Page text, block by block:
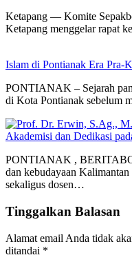
Ketapang — Komite
Ketapang menggelar rapat
Islam di Pontianak Era Pra-
PONTIANAK – Sejarah
di Kota Pontianak sebelum
Akademisi dan Dedikasi
PONTIANAK ,
dan kebudayaan
sekaligus dosen…
Tinggalkan Balasan
Alamat email Anda tidak
ditandai *